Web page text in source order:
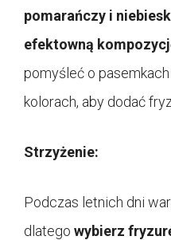
pomarańczy i
efektowną
pomyśleć o
kolorach, aby dodać
Strzyżenie:
Podczas letnich dni
dlatego wybierz